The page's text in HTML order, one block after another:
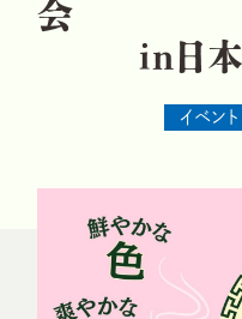
会
in 日 本
イベント